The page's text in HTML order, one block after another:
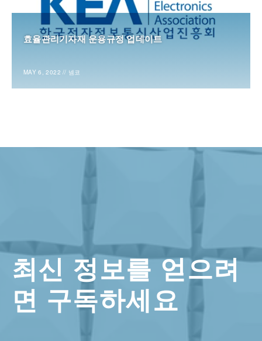
효율관리기자재 운용규정 업데이트
MAY 6, 2022 // 넴코
최신 정보를 얻으려
면 구독하세요